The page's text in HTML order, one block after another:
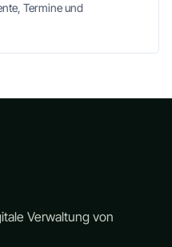
Termine und
Verwaltung von